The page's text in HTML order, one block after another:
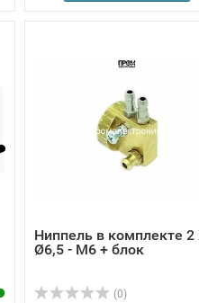
Ниппель в комплекте 2
Ø6,5 - M6 + блок
(0)